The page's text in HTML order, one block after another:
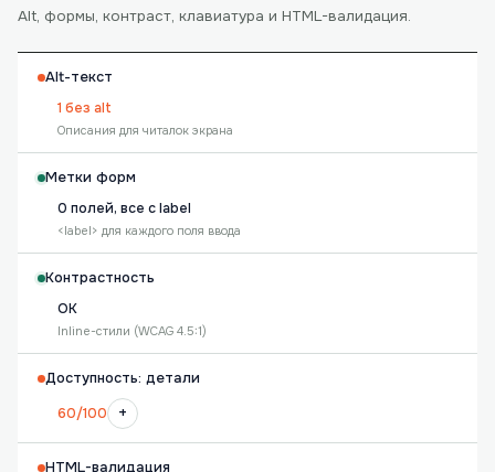
Alt, формы, контраст, клавиатура и HTML-валидация.
Alt-текст
1 без alt
Описания для читалок экрана
Метки форм
0 полей, все с label
<label> для каждого поля ввода
Контрастность
OK
Inline-стили (WCAG 4.5:1)
Доступность: детали
60/100
+
HTML-валидация